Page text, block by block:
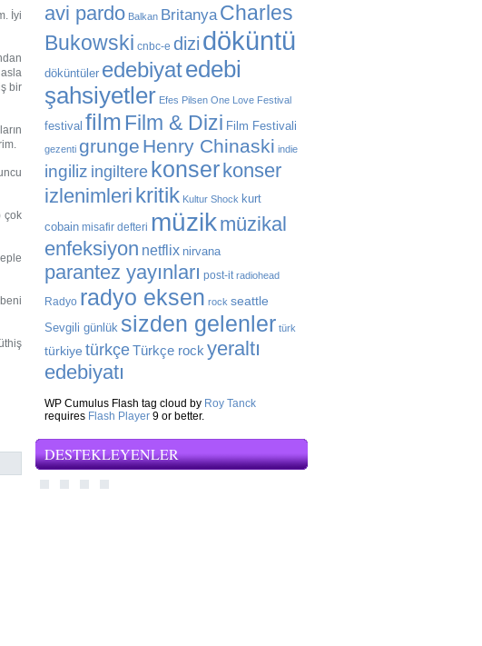
İyi
bir
çok
avi pardo Balkan Britanya Charles
Bukowski cnbc-e dizi döküntü
döküntüler edebiyatedebi
şahsiyetler Efes Pilsen One Love Festival
festival film Film & Dizi Film Festivali
gezenti grunge Henry Chinaski indie
ingiliz ingiltere konserkonser
izlenimleri kritik Kultur Shock kurt
cobain misafir defteri müzikmüzikal
enfeksiyon netflix nirvana
parantez yayınları post-it radiohead
Radyo radyo eksen rock seattle
Sevgili günlük sizden gelenler türk
türkiye türkçeTürkçe rock yeraltı
edebiyatı
WP Cumulus Flash tag cloud by Roy Tanck
requires Flash Player 9 or better.
DESTEKLEYENLER